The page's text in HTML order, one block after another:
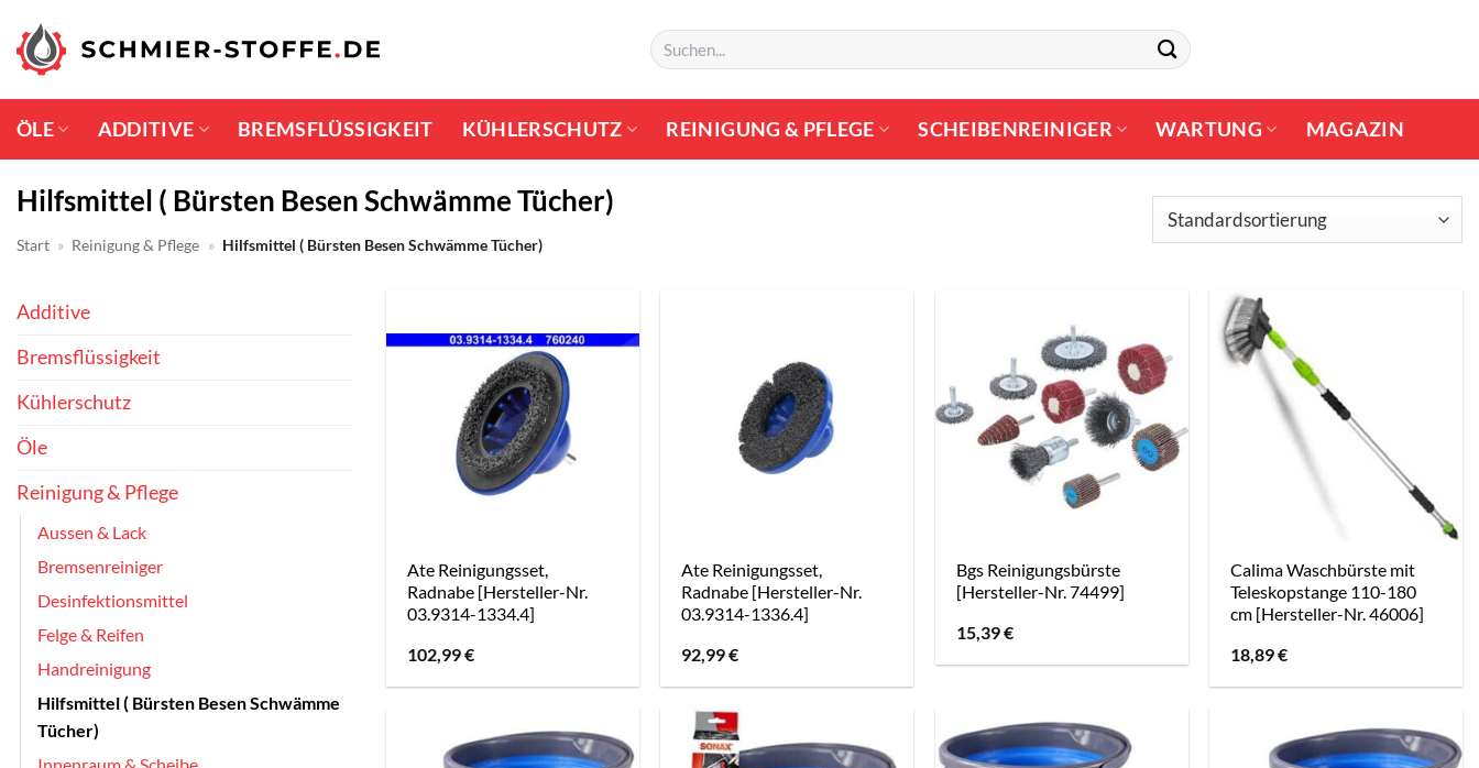
Inhalt
springen
Suchen
nach:
ÖLE ADDITIVE BREMSFLÜSSIGKEIT KÜHLERSCHUTZ REINIGUNG & PFLEGE SCHEIBENREINIGER WARTUNG MAGAZIN
Hilfsmittel ( Bürsten Besen Schwämme Tücher)
Start » Reinigung & Pflege » Hilfsmittel ( Bürsten Besen Schwämme Tücher)
Additive
Bremsflüssigkeit
Kühlerschutz
Öle
Reinigung & Pflege
Aussen & Lack
Bremsenreiniger
Desinfektionsmittel
Felge & Reifen
Handreinigung
Hilfsmittel ( Bürsten Besen Schwämme
Tücher)
Ate Reinigungsset,
Radnabe [Hersteller-Nr.
03.9314-1334.4]
102,99€
Ate Reinigungsset,
Radnabe [Hersteller-Nr.
03.9314-1336.4]
92,99€
Bgs Reinigungsbürste
[Hersteller-Nr. 74499]
15,39€
Calima Waschbürste mit
Teleskopstange 110-180
cm [Hersteller-Nr. 46006]
18,89€